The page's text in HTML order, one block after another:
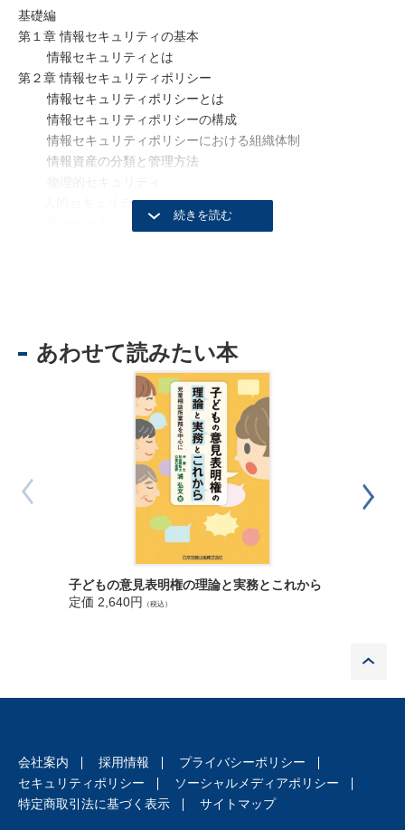
基礎編
第１章 情報セキュリティの基本
情報セキュリティとは
第２章 情報セキュリティポリシー
情報セキュリティポリシーとは
情報セキュリティポリシーの構成
情報セキュリティポリシーにおける組織体制
情報資産の分類と管理方法
人的セキュリティ
技術的セキュリティ
インターネットの危険性
インターネットのサービス
ウイルスの危険性
ファイル共有ソフトの危険性
違法なサイトへのアクセス
安全に使うために
第４章 セキュリティ関連法
サイバーセキュリティ基本法
不正アクセス行為の禁止等に関する法律
セキュリティ関連法で法律違反となる場合
遵守すべきセキュリティに関するガイドライン･規程等
第５章 セキュリティ事案
日本年金機構の事案
第１章 情報セキュリティ組織
セキュリティ監査計画の策定及び実施
情報セキュリティ研修計画の策定及び実施
内部不正防止
あわせて読みたい本
子どもの意見表明権の理論と実務とこれから
定価 2,640円
（税込）
会社案内 採用情報
プライバシーポリシー
セキュリティポリシー
ソーシャルメディアポリシー
特定商取引法に基づく表示
サイトマップ